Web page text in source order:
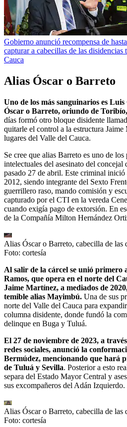
Gobierno anunció recompensa de
capturar a cabecillas de las disidencias
Cauca
Alias Óscar o Barreto
Uno de los más sanguinarios es
Óscar o Barreto, oriundo de
días formó otro bloque disidente
quitarle el control a la estructura
lugares del Valle del Cauca.
Se cree que alias Barreto es uno de los
intelectuales del asesinato del
pasado 27 de abril. Este criminal
2012, siendo integrante del Sexto
guerrillero raso, mando comisión y
capturado por el CTI en la vereda
cuando exigía pago de extorsión. En
de la Compañía Milton Hernández
Alias Óscar o Barreto, cabecilla de las
Foto: cortesía
Al salir de la cárcel se unió primero
Ramos, que opera en el norte del
Jaime Martínez, a mediados de
temible alias Mayimbú. Una de sus
norte del Valle del Cauca para
columna disidente, donde fundó la
delinque en Buga y Tuluá.
El 27 de noviembre de 2023, a
redes sociales, anunció la
Bermúdez, mencionando que hará
de Tuluá y Sevilla. Posterior a esto
separa del Estado Mayor Central y
sus excompañeros del Adán Izquierdo.
Alias Óscar o Barreto, cabecilla de las
Foto: cortesía